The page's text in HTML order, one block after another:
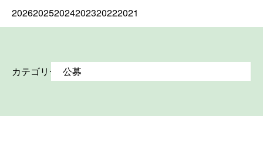
202620252024202320222021
カテゴリー